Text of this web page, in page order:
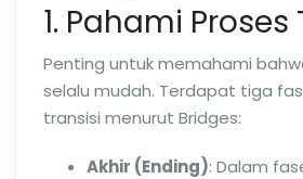
1. Pahami Proses
Penting untuk memahami
selalu mudah. Terdapat tiga
transisi menurut Bridges:
Akhir (Ending): Dalam